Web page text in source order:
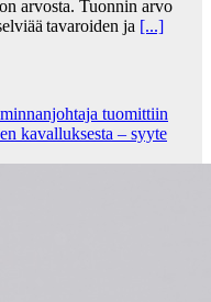
arvosta. Tuonnin arvo
tavaroiden ja [...]
tuo­mit­tiin
ka­val­luk­ses­ta – syyte